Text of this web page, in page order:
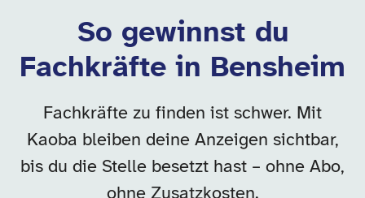
So gewinnst du
Fachkräfte in Bensheim
Fachkräfte zu finden ist schwer. Mit
Kaoba bleiben deine Anzeigen sichtbar,
bis du die Stelle besetzt hast – ohne Abo,
ohne Zusatzkosten.